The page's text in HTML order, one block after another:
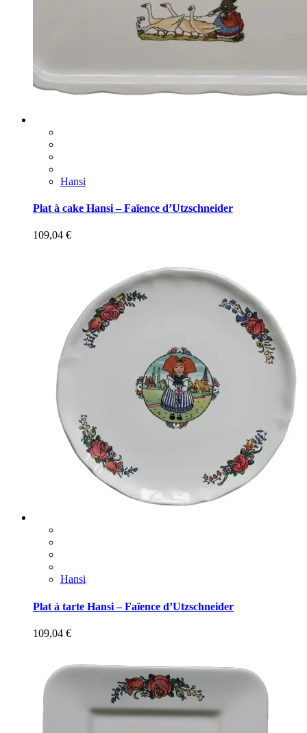
Hansi
Plat à cake Hansi – Faïence d’Utzschneider
109,04 €
Hansi
Plat à tarte Hansi – Faïence d’Utzschneider
109,04 €